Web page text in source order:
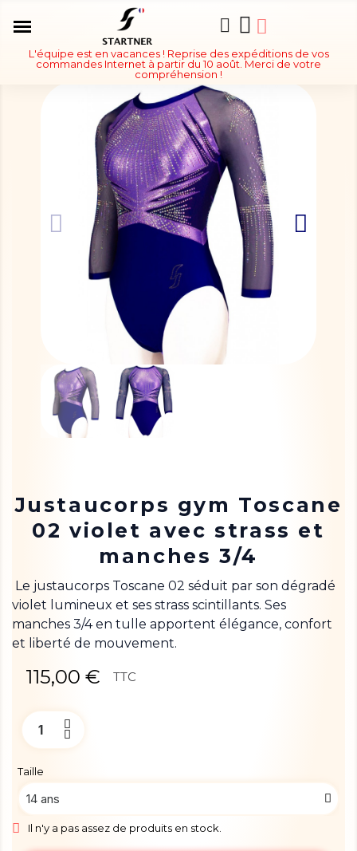
L'équipe est en vacances ! Reprise des expéditions de vos
commandes Internet à partir du 10 août. Merci de votre
compréhension !
Justaucorps gym Toscane
02 violet avec strass et
manches 3/4
Le justaucorps Toscane 02 séduit par son dégradé
violet lumineux et ses strass scintillants. Ses
manches 3/4 en tulle apportent élégance, confort
et liberté de mouvement.
115,00 € TTC
Taille
Il n'y a pas assez de produits en stock.